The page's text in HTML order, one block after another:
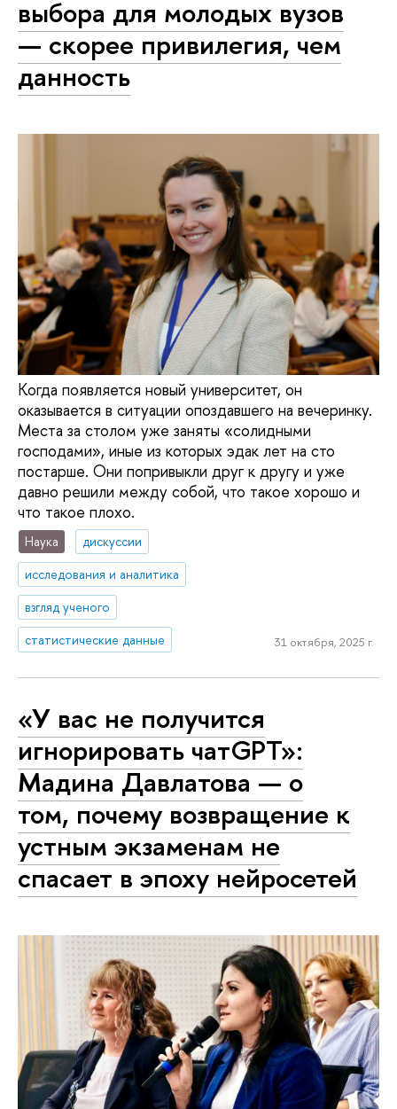
выбора для молодых вузов
— скорее привилегия, чем
данность
Когда появляется новый университет, он
оказывается в ситуации опоздавшего на вечеринку.
Места за столом уже заняты «солидными
господами», иные из которых эдак лет на сто
постарше. Они попривыкли друг к другу и уже
давно решили между собой, что такое хорошо и
что такое плохо.
Наука
дискуссии
исследования и аналитика
взгляд ученого
статистические данные
31 октября, 2025 г.
«У вас не получится
игнорировать чатGPT»:
Мадина Давлатова — о
том, почему возвращение к
устным экзаменам не
спасает в эпоху нейросетей